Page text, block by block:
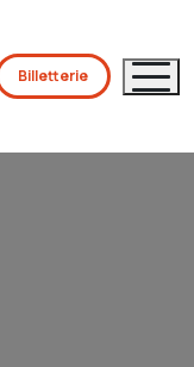
Billetterie